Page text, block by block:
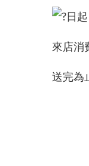
日起
來店消
送完為